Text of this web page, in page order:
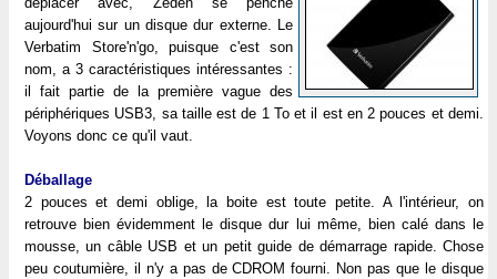
aujourd'hui sur un disque dur externe. Le
Verbatim Store'n'go, puisque c'est son
nom, a 3 caractéristiques intéressantes :
il fait partie de la première vague des
périphériques USB3, sa taille est de 1 To et il est en 2 pouces et demi.
Voyons donc ce qu'il vaut.
Déballage
2 pouces et demi oblige, la boite est toute petite. A l'intérieur, on
retrouve bien évidemment le disque dur lui même, bien calé dans le
mousse, un câble USB et un petit guide de démarrage rapide. Chose
peu coutumière, il n'y a pas de CDROM fourni. Non pas que le disque